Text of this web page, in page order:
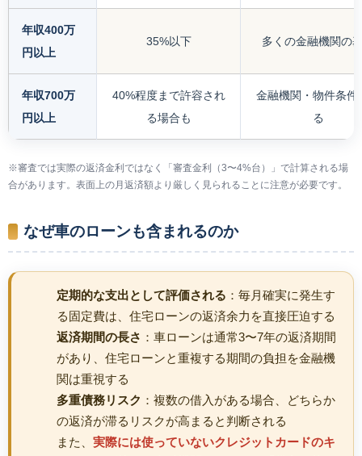
年収400万
円以上
35%以下 多くの金融機関の
年収700万
円以上
40%程度まで許容され
る場合も
金融機関・物件条件
る
※審査では実際の返済金利ではなく「審査金利（3〜4%台）」で計算される場
合があります。表面上の月返済額より厳しく見られることに注意が必要です。
なぜ車のローンも含まれるのか
定期的な支出として評価される ：毎月確実に発生す
る固定費は、住宅ローンの返済余力を直接圧迫する
返済期間の長さ ：車ローンは通常3〜7年の返済期間
があり、住宅ローンと重複する期間の負担を金融機
関は重視する
多重債務リスク ：複数の借入がある場合、どちらか
の返済が滞るリスクが高まると判断される
また、 実際には使っていないクレジットカードのキ